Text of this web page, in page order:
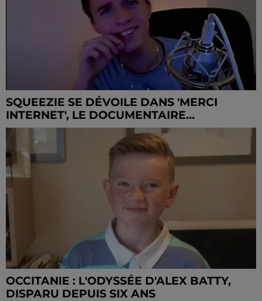
SQUEEZIE SE DÉVOILE DANS 'MERCI
INTERNET', LE DOCUMENTAIRE...
OCCITANIE : L'ODYSSÉE D'ALEX BATTY,
DISPARU DEPUIS SIX ANS